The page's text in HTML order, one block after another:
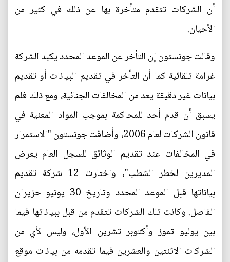
أن الشركات تتقدم متأخرة بها عن ذلك في كثير من
الأحيان.
وقالت جونستون إن التأخر عن الموعد المحدد يكبد الشركة
غرامة تلقائية كما أن التأخر في تقديم البيانات أو تقديم
بيانات غير دقيقة يعد من المخالفات الجنائية، ومع ذلك فلم
يسبق أن قدم أحد للمحاكمة بموجب المواد المعنية في
قانون الشركات لعام 2006، وأضافت جونستون "الاستمرار
في المخالفات عند تقديم الوثائق للسجل العام يعرض
المديرين لخطر الشطب"، واختارت 12 شركة تقديم
بياناتها قبل الموعد المحدد وتاريخ 30 يونيو حزيران
الفاصل. وكانت تلك الشركات تتقدم من قبل ببياناتها فيما
بين يوليو تموز وأكتوبر تشرين الأول، وليس لأي من
الشركات الاثنتين والعشرين فيما تقدمه من بيانات موقع